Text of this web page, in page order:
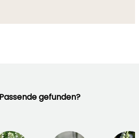
gefunden?